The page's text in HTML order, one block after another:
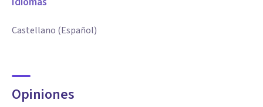
Castellano (Español)
Opiniones